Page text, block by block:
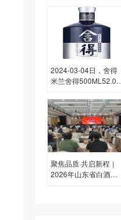
2024-03-04日，舍得
米兰舍得500ML52.00
呢？
聚焦品质·共启新程｜
2026年山东省白酒感